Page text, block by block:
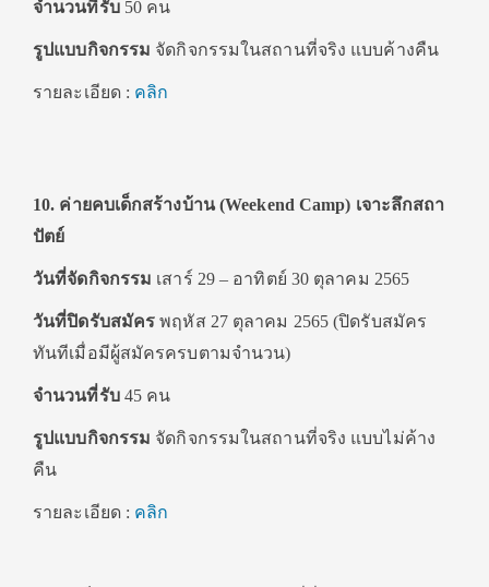
จำนวนที่รับ50 คน
รูปแบบกิจกรรม จัดกิจกรรมในสถานที่จริง แบบค้างคืน
รายละเอียด : คลิก
10. ค่ายคบเด็กสร้างบ้าน (Weekend Camp) เจาะลึกสถา
ปัตย์
วันที่จัดกิจกรรม เสาร์ 29 – อาทิตย์ 30 ตุลาคม 2565
วันที่ปิดรับสมัคร พฤหัส 27 ตุลาคม 2565 (ปิดรับสมัคร
ทันทีเมื่อมีผู้สมัครครบตามจำนวน)
จำนวนที่รับ45 คน
รูปแบบกิจกรรม จัดกิจกรรมในสถานที่จริง แบบไม่ค้าง
คืน
รายละเอียด : คลิก